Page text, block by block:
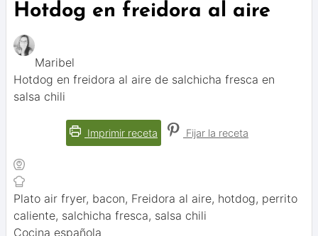
Hotdog en freidora al aire
Maribel
Hotdog en freidora al aire de salchicha fresca en
salsa chili
Imprimir receta Fijar la receta
Plato air fryer, bacon, Freidora al aire, hotdog, perrito
caliente, salchicha fresca, salsa chili
Cocina española